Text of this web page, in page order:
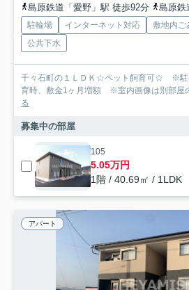
島原鉄道「愛野」駅 徒歩92分
島原鉄
駐輪場 インターネット対応 敷地内ご
公共下水
千々石町の１ＬＤＫ☆ペット飼育可☆ ※
育時、敷金1ヶ月増額 ※室内画像は別部屋
る
募集中の部屋
105
5.05万円
1階 / 40.69㎡ / 1LDK
アパート